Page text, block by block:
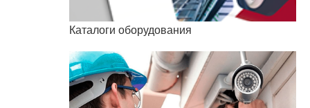
Каталоги оборудования